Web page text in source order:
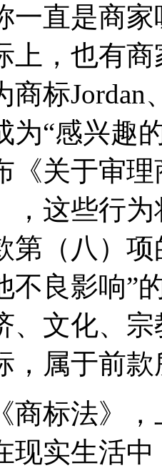
一直是商
上，也有
商标Jordan
为“感兴趣
《关于审
，这些行
第（八）
不良影响”
、文化、
，属于前
商标法》
现实生活